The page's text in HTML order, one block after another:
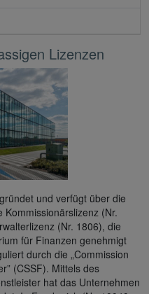
Lizenzen
und verfügt über die
Kommissionärslizenz (Nr.
(Nr. 1806), die
für Finanzen genehmigt
durch die „Commission
(CSSF). Mittels des
hat das Unternehmen